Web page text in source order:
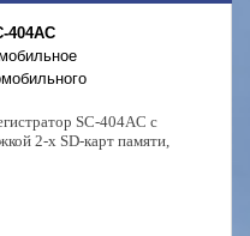
404AC
SC-404AC с
2-х SD-карт памяти,